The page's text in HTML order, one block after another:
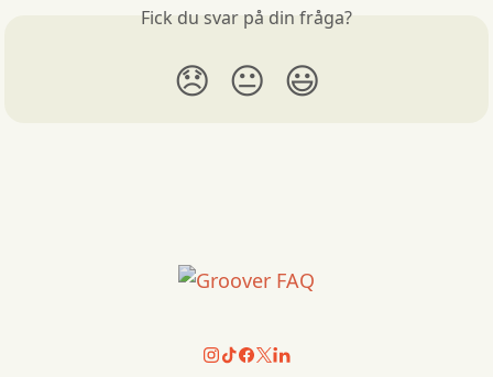
Fick du svar på din fråga?
😞 😐 😃